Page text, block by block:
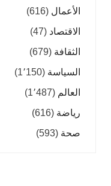
الأعمال (616)
الاقتصاد (47)
الثقافة (679)
السياسة (1٬150)
العالم (1٬487)
رياضة (616)
صحة (593)